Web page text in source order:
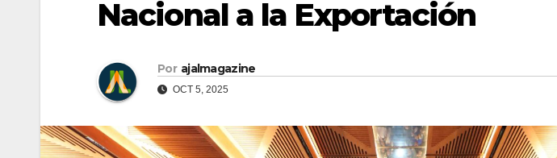
Nacional a la Exportación
Por ajalmagazine
OCT 5, 2025